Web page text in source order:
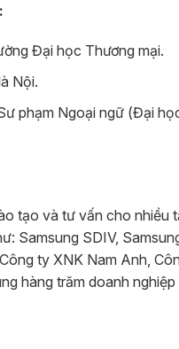
Đại học Thương mại.
Nội.
phạm Ngoại ngữ (Đại
tạo và tư vấn cho nhiều
Samsung SDIV,
ty XNK Nam Anh,
hàng trăm doanh nghiệp